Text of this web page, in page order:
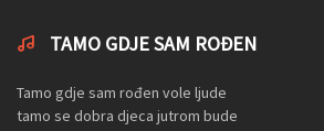
TAMO GDJE SAM ROĐEN
Tamo gdje sam rođen vole ljude
tamo se dobra djeca jutrom bude